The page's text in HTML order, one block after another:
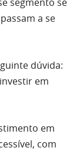
a se
dúvida:
em
em
com